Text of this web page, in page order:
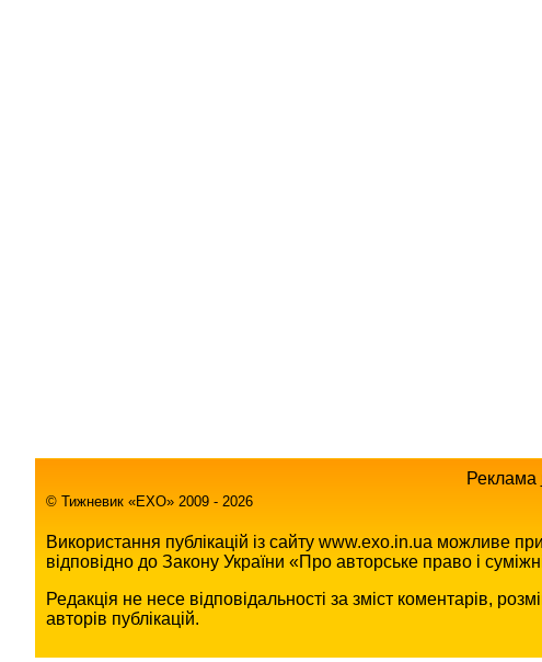
Реклама
© Тижневик «EХO» 2009 - 2026
Використання публікацій із сайту www.exo.in.ua можливе
відповідно до Закону України «Про авторське право і
Редакція не несе відповідальності за зміст коментарів,
авторів публікацій.